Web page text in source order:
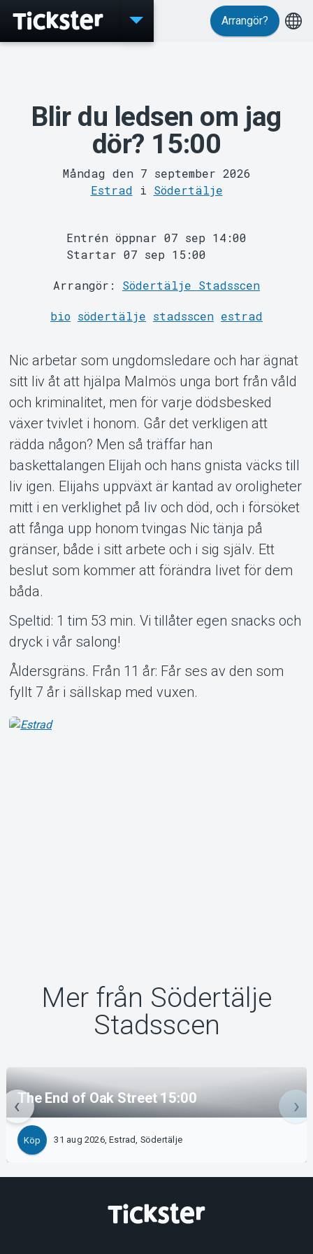
MyTickster
Om Tickster
Arrangör?
Blir du ledsen om jag
dör? 15:00
Måndag den 7 september 2026
Estrad i Södertälje
Entrén öppnar 07 sep 14:00
Startar 07 sep 15:00
Arrangör: Södertälje Stadsscen
bio södertälje stadsscen estrad
Nic arbetar som ungdomsledare och har ägnat
sitt liv åt att hjälpa Malmös unga bort från våld
och kriminalitet, men för varje dödsbesked
växer tvivlet i honom. Går det verkligen att
rädda någon? Men så träffar han
baskettalangen Elijah och hans gnista väcks till
liv igen. Elijahs uppväxt är kantad av oroligheter
mitt i en verklighet på liv och död, och i försöket
att fånga upp honom tvingas Nic tänja på
gränser, både i sitt arbete och i sig själv. Ett
beslut som kommer att förändra livet för dem
båda.
Speltid: 1 tim 53 min. Vi tillåter egen snacks och
dryck i vår salong!
Åldersgräns. Från 11 år: Får ses av den som
fyllt 7 år i sällskap med vuxen.
Mer från Södertälje
Stadsscen
The End of Oak Street 15:00
Köp 31 aug 2026, Estrad, Södertälje